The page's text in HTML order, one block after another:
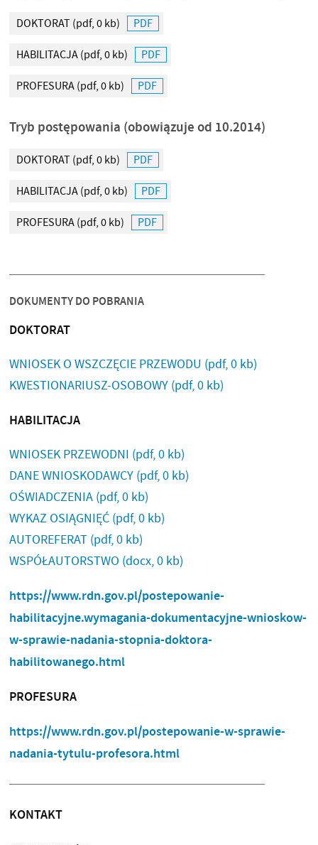
DOKTORAT (pdf, 0 kb)
HABILITACJA (pdf, 0 kb)
PROFESURA (pdf, 0 kb)
Tryb postępowania (obowiązuje od 10.2014)
DOKTORAT (pdf, 0 kb)
HABILITACJA (pdf, 0 kb)
PROFESURA (pdf, 0 kb)
DOKUMENTY DO POBRANIA
DOKTORAT
WNIOSEK O WSZCZĘCIE PRZEWODU (pdf, 0 kb)
KWESTIONARIUSZ-OSOBOWY (pdf, 0 kb)
HABILITACJA
WNIOSEK PRZEWODNI (pdf, 0 kb)
DANE WNIOSKODAWCY (pdf, 0 kb)
OŚWIADCZENIA (pdf, 0 kb)
WYKAZ OSIĄGNIĘĆ (pdf, 0 kb)
AUTOREFERAT (pdf, 0 kb)
WSPÓŁAUTORSTWO (docx, 0 kb)
https://www.rdn.gov.pl/postepowanie-
habilitacyjne.wymagania-dokumentacyjne-wnioskow-
w-sprawie-nadania-stopnia-doktora-
habilitowanego.html
PROFESURA
https://www.rdn.gov.pl/postepowanie-w-sprawie-
nadania-tytulu-profesora.html
KONTAKT